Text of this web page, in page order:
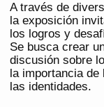
A través de
la exposición
los logros y
Se busca crear
discusión sobre
la importancia de
las identidades.